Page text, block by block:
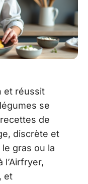
et réussit
se
de
discrète et
gras ou la
et